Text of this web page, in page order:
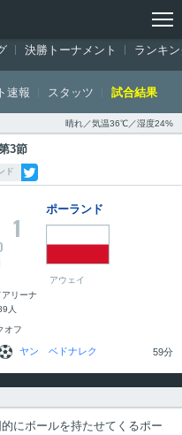
日本対ポーランド
決勝トーナメント ランキ
速報 スタッツ 試合結果
晴れ／気温36℃／湿度24%
3節
ド
1
リーナ
人
ポーランド
アウェイ
オフ
59分
ヤン ベドナレク
にボールを持たせてくるポー